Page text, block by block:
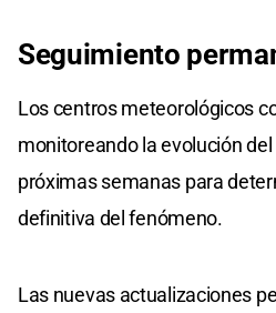
Seguimiento
Los centros meteorológicos
monitoreando la evolución
próximas semanas para
definitiva del fenómeno.
Las nuevas actualizaciones